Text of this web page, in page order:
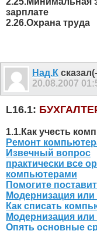
зарплате
2.26.Охрана труда
Над.К
20.08.2007
L16.1:
1.1.Как учесть
Ремонт
Извечный вопрос
практически все
компьютерами
Помогите
Модернизация
Как списать
Модернизация
Опять основные